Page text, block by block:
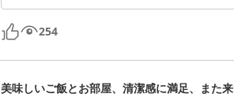
254
美味しいご飯とお部屋、清潔感に満足、また